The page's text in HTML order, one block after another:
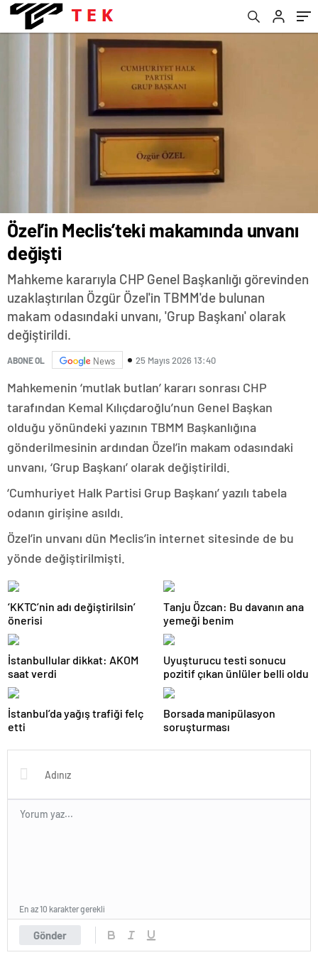
Özel’in Meclis’teki makamında unvanı
değişti
Mahkeme kararıyla CHP Genel Başkanlığı görevinden
uzaklaştırılan Özgür Özel'in TBMM'de bulunan
makam odasındaki unvanı, 'Grup Başkanı' olarak
değiştirildi.
ABONE OL News 25 Mayıs 2026 13:40
Mahkemenin ‘mutlak butlan’ kararı sonrası CHP
tarafından Kemal Kılıçdaroğlu’nun Genel Başkan
olduğu yönündeki yazının TBMM Başkanlığına
gönderilmesinin ardından Özel’in makam odasındaki
unvanı, ‘Grup Başkanı’ olarak değiştirildi.
‘Cumhuriyet Halk Partisi Grup Başkanı’ yazılı tabela
odanın girişine asıldı.
Özel’in unvanı dün Meclis’in internet sitesinde de bu
yönde değiştirilmişti.
‘KKTC’nin adı değiştirilsin’
önerisi
Tanju Özcan: Bu davanın ana
yemeği benim
İstanbullular dikkat: AKOM
saat verdi
Uyuşturucu testi sonucu
pozitif çıkan ünlüler belli oldu
İstanbul’da yağış trafiği felç
etti
Borsada manipülasyon
soruşturması
Gönder
En az 10 karakter gerekli